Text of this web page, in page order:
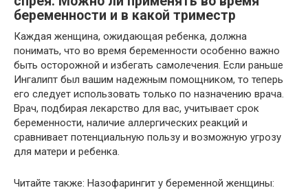
беременности и в какой триместр
Каждая женщина, ожидающая ребенка, должна
понимать, что во время беременности особенно важно
быть осторожной и избегать самолечения. Если раньше
Ингалипт был вашим надежным помощником, то теперь
его следует использовать только по назначению врача.
Врач, подбирая лекарство для вас, учитывает срок
беременности, наличие аллергических реакций и
сравнивает потенциальную пользу и возможную угрозу
для матери и ребенка.
Читайте также: Назофарингит у беременной женщины: